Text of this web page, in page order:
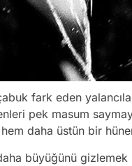
fark eden
pek masum
daha üstün bir
büyüğünü